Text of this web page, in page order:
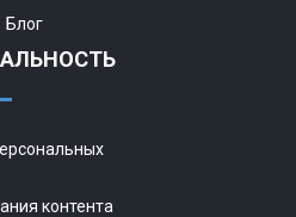
Блог
контента